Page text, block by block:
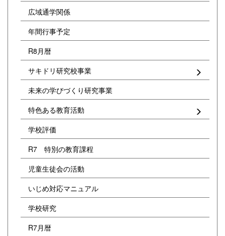
広域通学関係
年間行事予定
R8月暦
サキドリ研究校事業
未来の学びづくり研究事業
特色ある教育活動
学校評価
R7 特別の教育課程
児童生徒会の活動
いじめ対応マニュアル
学校研究
R7月暦